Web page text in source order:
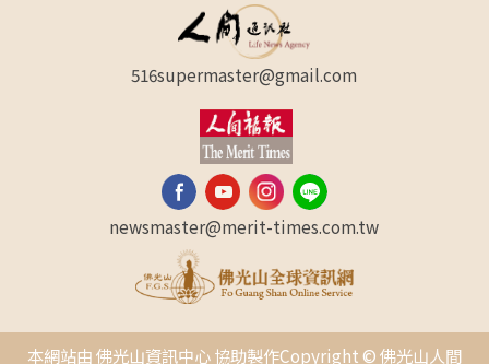
516supermaster@gmail.com
newsmaster@merit-times.com.tw
本網站由 佛光山資訊中心 協助製作Copyright © 佛光山人間